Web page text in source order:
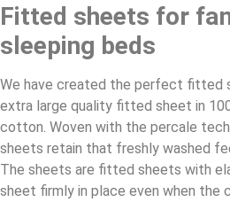
Fitted sheets for
sleeping beds
We have created the perfect fitted
extra large quality fitted sheet in
cotton. Woven with the percale
sheets retain that freshly washed
The sheets are fitted sheets with
sheet firmly in place even when the